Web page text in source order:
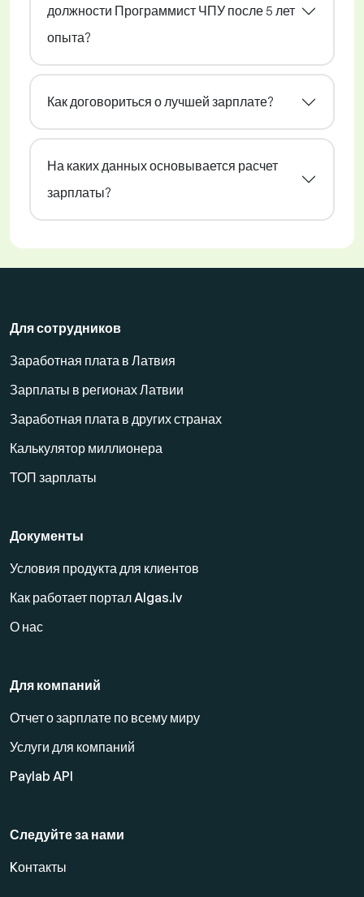
должности Программист ЧПУ после 5 лет
опыта?
Как договориться о лучшей зарплате?
На каких данных основывается расчет
зарплаты?
Для сотрудников
Заработная плата в Латвия
Зарплаты в регионах Латвии
Заработная плата в других странах
Калькулятор миллионера
ТОП зарплаты
Документы
Условия продукта для клиентов
Как работает портал Algas.lv
О нас
Для компаний
Отчет о зарплате по всему миру
Услуги для компаний
Paylab API
Следуйте за нами
Kонтакты